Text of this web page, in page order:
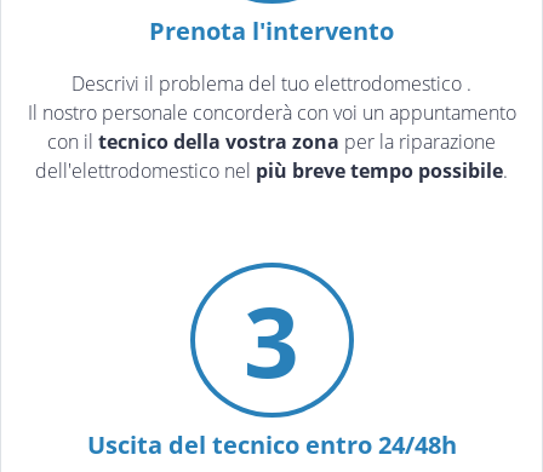
Prenota l'intervento
Descrivi il problema del tuo elettrodomestico .
Il nostro personale concorderà con voi un appuntamento
con il tecnico della vostra zona per la riparazione
dell'elettrodomestico nel più breve tempo possibile.
3
Uscita del tecnico entro 24/48h